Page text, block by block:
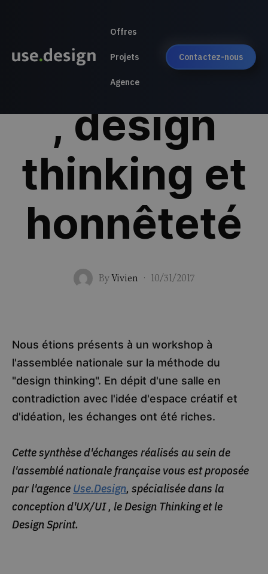
Offres
Projets
Agence
Contactez-nous
Transitions
, design
thinking et
honnêteté
ByVivien · 10/31/2017
Nous étions présents à un workshop à
l'assemblée nationale sur la méthode du
"design thinking". En dépit d'une salle en
contradiction avec l'idée d'espace créatif et
d'idéation, les échanges ont été riches.
Cette synthèse d'échanges réalisés au sein de
l'assemblé nationale française vous est proposée
par l'agence Use.Design, spécialisée dans la
conception d'UX/UI , le Design Thinking et le
Design Sprint.